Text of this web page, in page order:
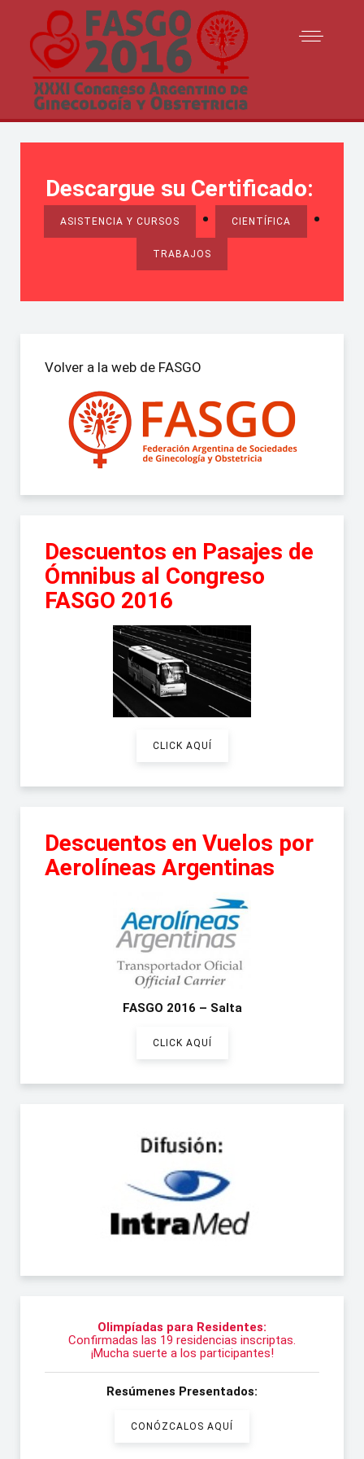
Descargue su Certificado:
ASISTENCIA Y CURSOS • CIENTÍFICA •
TRABAJOS
Olimpíadas para Residentes:
Confirmadas las 19 residencias inscriptas.
¡Mucha suerte a los participantes!
Resúmenes Presentados:
CONÓZCALOS AQUÍ
Volver a la web de FASGO
Descuentos en Pasajes de
Ómnibus al Congreso
FASGO 2016
CLICK AQUÍ
Descuentos en Vuelos por
Aerolíneas Argentinas
FASGO 2016 – Salta
CLICK AQUÍ